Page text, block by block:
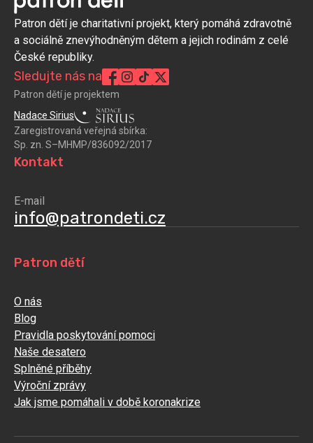
Patron dětí je charitativní projekt, který pomáhá zdravotně
a sociálně znevýhodněným dětem a jejich rodinám z celé
České republiky.
Sledujte nás na
Patron dětí je projektem
Nadace Sirius
Zaregistrovaná veřejná sbírka:
Sp. zn. S–MHMP/836092/2017
Patron dětí
O nás
Blog
Pravidla poskytování pomoci
Naše desatero
Splněné příběhy
Výroční zprávy
Jak jsme pomáhali v době koronakrize
Kontakt
E-mail
info@patrondeti.cz